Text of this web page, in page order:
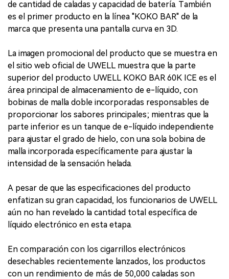
de cantidad de caladas y capacidad de batería. También
es el primer producto en la línea "KOKO BAR" de la
marca que presenta una pantalla curva en 3D.
La imagen promocional del producto que se muestra en
el sitio web oficial de UWELL muestra que la parte
superior del producto UWELL KOKO BAR 60K ICE es el
área principal de almacenamiento de e-líquido, con
bobinas de malla doble incorporadas responsables de
proporcionar los sabores principales; mientras que la
parte inferior es un tanque de e-líquido independiente
para ajustar el grado de hielo, con una sola bobina de
malla incorporada específicamente para ajustar la
intensidad de la sensación helada.
A pesar de que las especificaciones del producto
enfatizan su gran capacidad, los funcionarios de UWELL
aún no han revelado la cantidad total específica de
líquido electrónico en esta etapa.
En comparación con los cigarrillos electrónicos
desechables recientemente lanzados, los productos
con un rendimiento de más de 50,000 caladas son